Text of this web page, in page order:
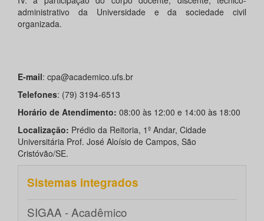
administrativo da Universidade e da sociedade civil
organizada.
E-mail: cpa@academico.ufs.br
Telefones: (79) 3194-6513
Horário de Atendimento: 08:00 às 12:00 e 14:00 às 18:00
Localização: Prédio da Reitoria, 1º Andar, Cidade
Universitária Prof. José Aloísio de Campos, São
Cristóvão/SE.
Sistemas integrados
SIGAA - Acadêmico